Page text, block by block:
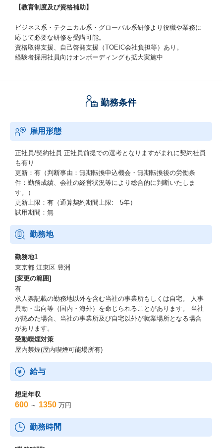
【教育制度及び資格補助】
ビジネス系・テクニカル系・グローバル系研修より役職や業務に
応じて必要な研修を受講可能。
資格取得支援、自己啓発支援（TOEIC会社負担等）あり。
経験者採用社員向けオンボーディングも拡大実施中
勤務条件
雇用形態
正社員/契約社員 正社員前提での選考となりますがまれに契約社員
も有り
更新：有（判断事由：無期転換申込機会・無期転換後の労働条
件：勤務成績、会社の経営状況等により総合的に判断いたしま
す。）
更新上限：有（通算契約期間上限: 5年）
試用期間：無
勤務地
勤務地1
東京都 江東区 豊洲
[変更の範囲]
有
求人票記載の勤務地以外を含む当社の事業所もしくは自宅。 人事
異動・出向等（国内・海外）を命じられることがあります。 当社
が認めた場合、当社の事業所及び自宅以外が就業場所となる場合
があります。
受動喫煙対策
屋内禁煙(屋内喫煙可能場所有)
給与
想定年収
600 ～ 1350 万円
勤務時間